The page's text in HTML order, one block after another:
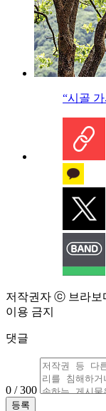
“시골
저작권자 ⓒ 브라보
이용 금지
댓글
0 / 300